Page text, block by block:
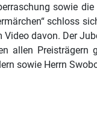
sowie
schloss
davon. Der
allen
sowie Herrn